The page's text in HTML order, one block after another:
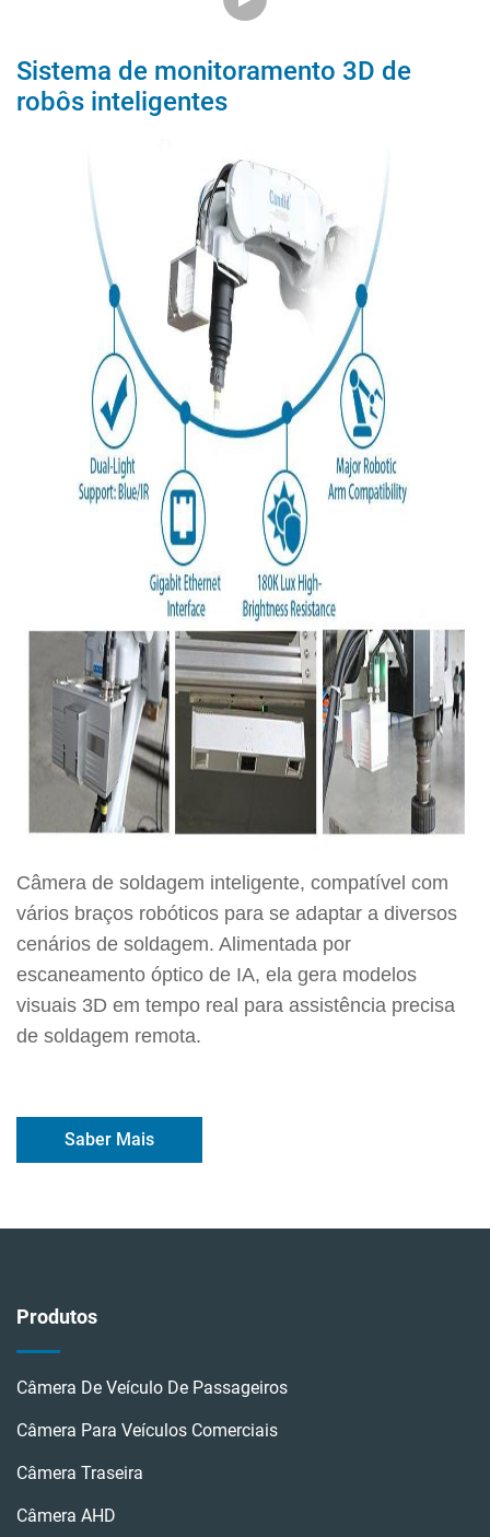
Sistema de monitoramento 3D de
robôs inteligentes
Câmera de soldagem inteligente, compatível com
vários braços robóticos para se adaptar a diversos
cenários de soldagem. Alimentada por
escaneamento óptico de IA, ela gera modelos
visuais 3D em tempo real para assistência precisa
de soldagem remota.
Saber Mais
Produtos
Câmera De Veículo De Passageiros
Câmera Para Veículos Comerciais
Câmera Traseira
Câmera AHD